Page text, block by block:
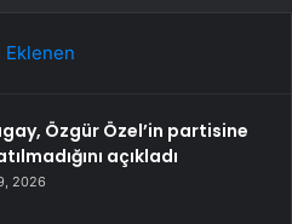
Eklenen
Özgür Özel’in partisine
açıkladı
2026